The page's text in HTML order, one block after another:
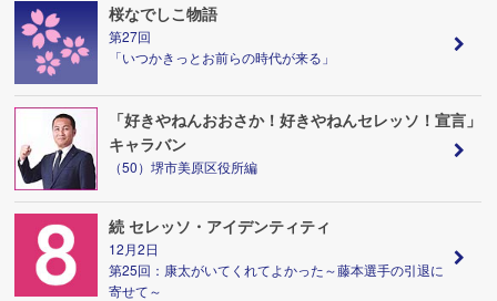
桜なでしこ物語
第27回
「いつかきっとお前らの時代が来る」
「好きやねんおおさか！好きやねんセレッソ！宣言」
キャラバン
（50）堺市美原区役所編
続 セレッソ・アイデンティティ
12月2日
第25回：康太がいてくれてよかった～藤本選手の引退に
寄せて～